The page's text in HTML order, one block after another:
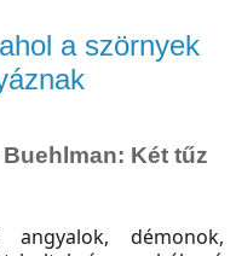
a szörnyek
Két ​tűz
démonok,